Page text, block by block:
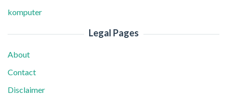
komputer
Legal Pages
About
Contact
Disclaimer